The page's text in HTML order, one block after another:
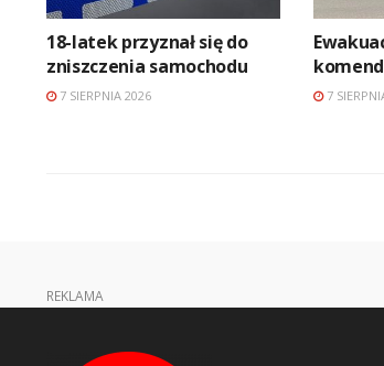
18-latek przyznał się do
zniszczenia samochodu
7 SIERPNIA 2026 7
REKLAMA